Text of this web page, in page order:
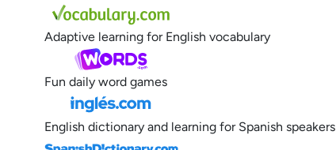
Adaptive learning for English vocabulary
Fun daily word games
English dictionary and learning for Spanish speakers